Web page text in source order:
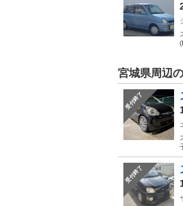
宮城県周辺
受付終了
受付終了